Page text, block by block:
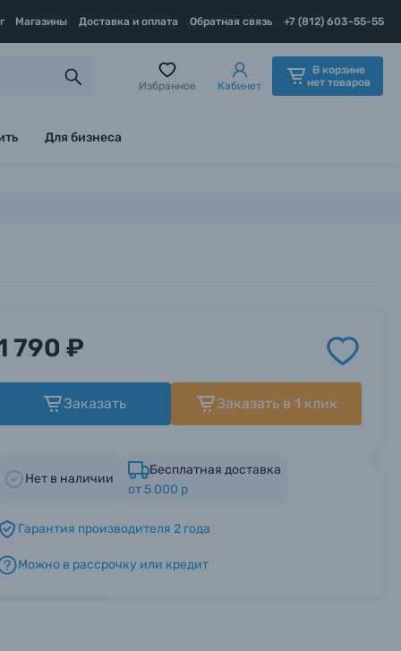
Магазины Доставка и оплата Обратная связь +7 (812) 603-55-55
Избранное Кабинет
В корзине
нет товаров
Для бизнеса
790 ₽
Заказать Заказать в 1 клик
Нет в наличии
Бесплатная доставка
от 5 000 р
Гарантия производителя 2 года
Можно в рассрочку или кредит